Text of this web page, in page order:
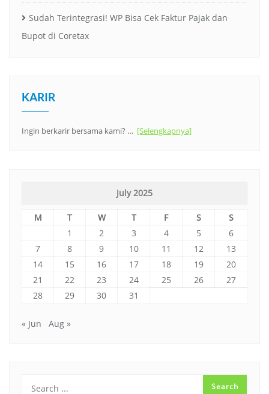
Sudah Terintegrasi! WP Bisa Cek Faktur Pajak dan
Bupot di Coretax
KARIR
Ingin berkarir bersama kami? … [Selengkapnya]
July 2025
M T W T F S
S
1
2 3 4 5
6
7
8 9 10 11 12
13
14
15 16 17 18 19
20
21
22 23 24 25 26
27
28
29 30 31
« Jun Aug »